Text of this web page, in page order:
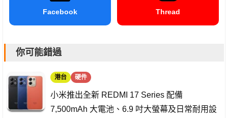
Facebook Thread
你可能錯過
港台 硬件
小米推出全新 REDMI 17 Series 配備
7,500mAh 大電池、6.9 吋大螢幕及日常耐用設